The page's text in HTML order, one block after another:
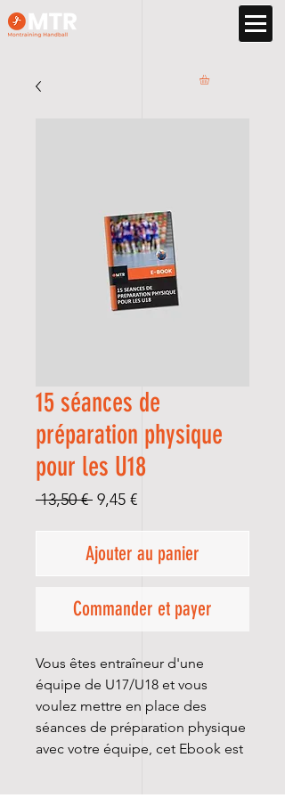
15 séances de
préparation physique
pour les U18
13,50 € Prix
9,45 €Prix
Ajouter au panier
Commander et payer
Vous êtes entraîneur d'une
équipe de U17/U18 et vous
voulez mettre en place des
séances de préparation physique
avec votre équipe, cet Ebook est